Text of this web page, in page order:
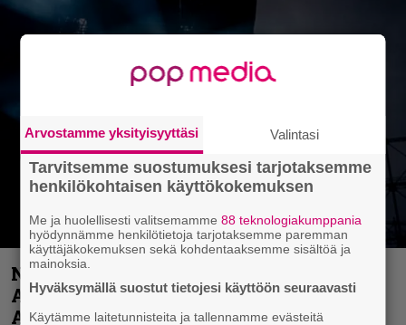
Näin lähtee Ghostin Tobias Forgelta
Accept – menossa mukana myös
Anthrax- ja Korn-miehistöä
Arvostamme yksityisyyttäsi Valintasi
Tarvitsemme suostumuksesi tarjotaksemme
henkilökohtaisen käyttökokemuksen
Me ja huolellisesti valitsemamme88 teknologiakumppania
hyödynnämme henkilötietoja tarjotaksemme paremman
käyttäjäkokemuksen sekä kohdentaaksemme sisältöä ja
mainoksia.
Hyväksymällä suostut tietojesi käyttöön seuraavasti
Käytämme laitetunnisteita ja tallennamme evästeitä